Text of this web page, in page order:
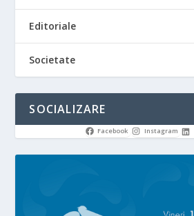
Editoriale
Societate
SOCIALIZARE
Facebook Instagram